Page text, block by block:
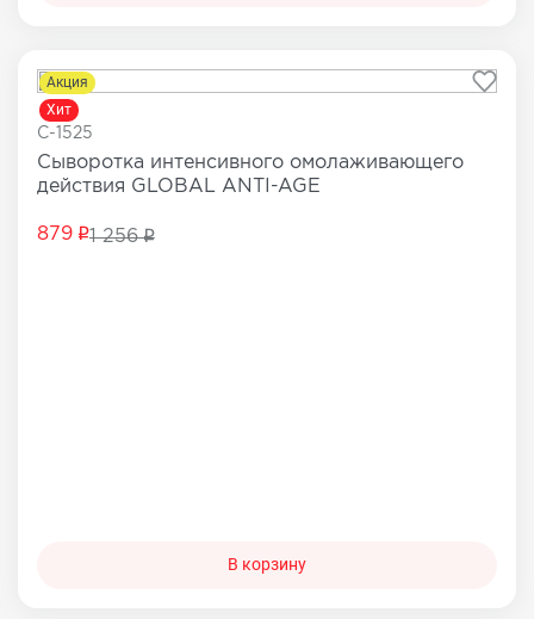
Акция
Хит
C-1525
Сыворотка интенсивного омолаживающего
действия GLOBAL ANTI-AGE
879 1 256
В корзину